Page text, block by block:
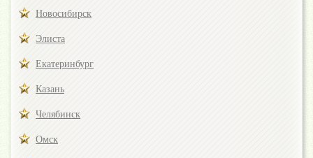
Новосибирск
Элиста
Екатеринбург
Казань
Челябинск
Омск